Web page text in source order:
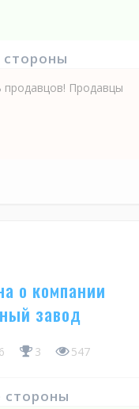
продавцов! Продавцы
о компании
завод
3 547